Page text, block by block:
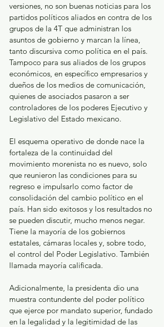
versiones, no son buenas noticias para los
partidos políticos aliados en contra de los
grupos de la 4T que administran los
asuntos de gobierno y marcan la línea,
tanto discursiva como política en el país.
Tampoco para sus aliados de los grupos
económicos, en específico empresarios y
dueños de los medios de comunicación,
quienes de asociados pasaron a ser
controladores de los poderes Ejecutivo y
Legislativo del Estado mexicano.
El esquema operativo de donde nace la
fortaleza de la continuidad del
movimiento morenista no es nuevo, solo
que reunieron las condiciones para su
regreso e impulsarlo como factor de
consolidación del cambio político en el
país. Han sido exitosos y los resultados no
se pueden discutir, mucho menos negar.
Tiene la mayoría de los gobiernos
estatales, cámaras locales y, sobre todo,
el control del Poder Legislativo. También
llamada mayoría calificada.
Adicionalmente, la presidenta dio una
muestra contundente del poder político
que ejerce por mandato superior, fundado
en la legalidad y la legitimidad de las